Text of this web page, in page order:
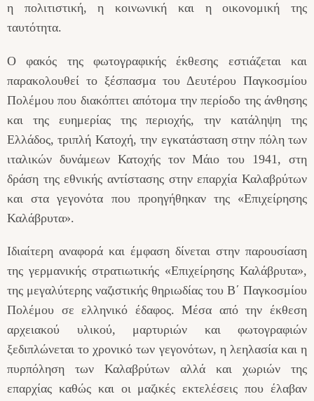
η πολιτιστική, η κοινωνική και η οικονομική της
ταυτότητα.
Ο φακός της φωτογραφικής έκθεσης εστιάζεται και
παρακολουθεί το ξέσπασμα του Δευτέρου Παγκοσμίου
Πολέμου που διακόπτει απότομα την περίοδο της άνθησης
και της ευημερίας της περιοχής, την κατάληψη της
Ελλάδος, τριπλή Κατοχή, την εγκατάσταση στην πόλη των
ιταλικών δυνάμεων Κατοχής τον Μάιο του 1941, στη
δράση της εθνικής αντίστασης στην επαρχία Καλαβρύτων
και στα γεγονότα που προηγήθηκαν της «Επιχείρησης
Καλάβρυτα».
Ιδιαίτερη αναφορά και έμφαση δίνεται στην παρουσίαση
της γερμανικής στρατιωτικής «Επιχείρησης Καλάβρυτα»,
της μεγαλύτερης ναζιστικής θηριωδίας του Β΄ Παγκοσμίου
Πολέμου σε ελληνικό έδαφος. Μέσα από την έκθεση
αρχειακού υλικού, μαρτυριών και φωτογραφιών
ξεδιπλώνεται το χρονικό των γεγονότων, η λεηλασία και η
πυρπόληση των Καλαβρύτων αλλά και χωριών της
επαρχίας καθώς και οι μαζικές εκτελέσεις που έλαβαν